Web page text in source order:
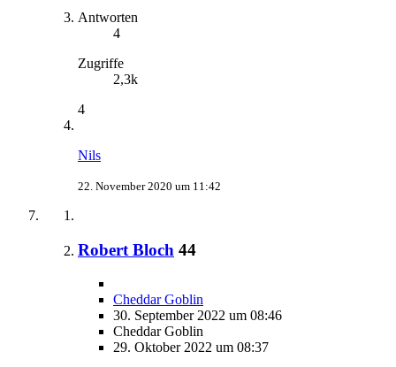
Antworten
4
Zugriffe
2,3k
4
Nils
22. November 2020 um 11:42
Robert Bloch 44
Cheddar Goblin
30. September 2022 um 08:46
Cheddar Goblin
29. Oktober 2022 um 08:37